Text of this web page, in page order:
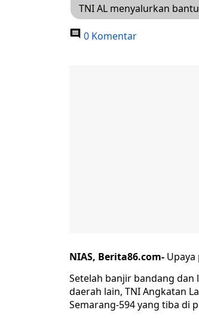
TNI AL menyalurkan
0 Komentar
NIAS, Berita86.com-
Setelah banjir bandang dan
daerah lain, TNI Angkatan
Semarang-594 yang tiba di